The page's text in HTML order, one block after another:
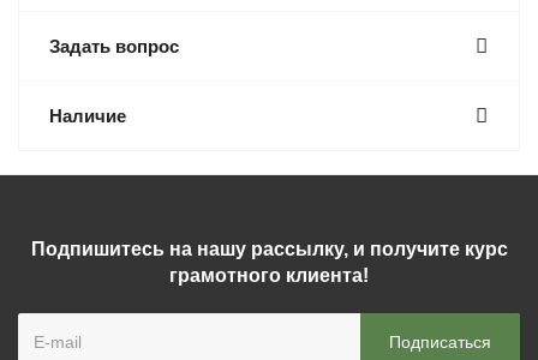
Задать вопрос
Наличие
Подпишитесь на нашу рассылку, и получите курс
грамотного клиента!